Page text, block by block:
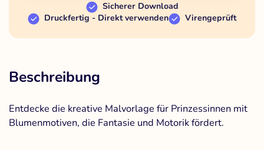
Sicherer Download
Druckfertig - Direkt verwenden
Virengeprüft
Beschreibung
Entdecke die kreative Malvorlage für Prinzessinnen mit
Blumenmotiven, die Fantasie und Motorik fördert.